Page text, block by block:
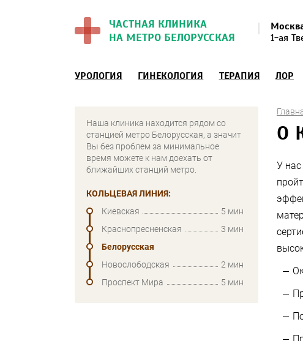
ЧАСТНАЯ КЛИНИКА
НА МЕТРО БЕЛОРУССКАЯ
1-ая
УРОЛОГИЯ ГИНЕКОЛОГИЯ ТЕРАПИЯ ЛОР
О
У
Наша клиника находится рядом со
станцией метро Белорусская, а значит
Вы без проблем за минимальное
время можете к нам доехать от
ближайших станций метро.
КОЛЬЦЕВАЯ ЛИНИЯ:
Киевская
5 мин
Краснопресненская
3 мин
Белорусская
Новослободская
2 мин
Проспект Мира
5 мин